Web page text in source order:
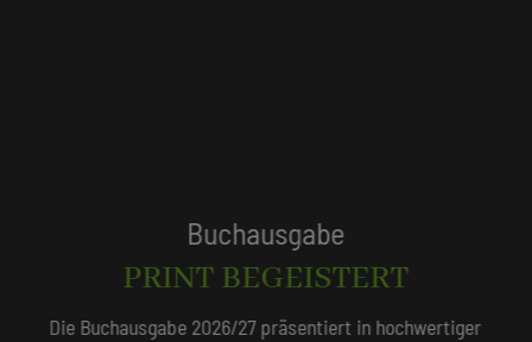
Tagungshotels
QUALITÄTSGEPRÜFT!